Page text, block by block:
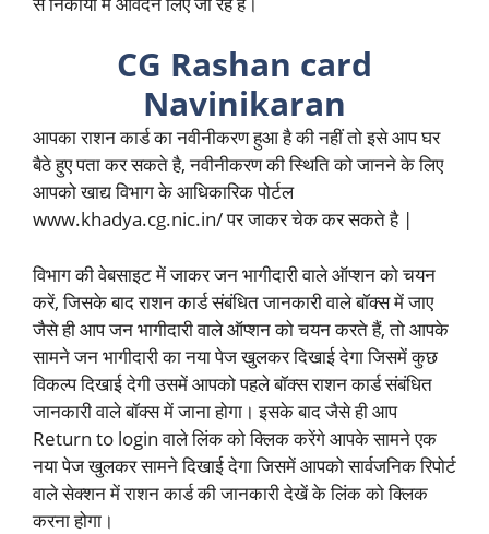
CG Rashan card
Navinikaran
आपका राशन कार्ड का नवीनीकरण हुआ है की नहीं तो इसे आप घर
बैठे हुए पता कर सकते है, नवीनीकरण की स्थिति को जानने के लिए
आपको खाद्य विभाग के आधिकारिक पोर्टल
www.khadya.cg.nic.in/ पर जाकर चेक कर सकते है |
विभाग की वेबसाइट में जाकर जन भागीदारी वाले ऑप्शन को चयन
करें, जिसके बाद राशन कार्ड संबंधित जानकारी वाले बॉक्स में जाए
जैसे ही आप जन भागीदारी वाले ऑप्शन को चयन करते हैं, तो आपके
सामने जन भागीदारी का नया पेज खुलकर दिखाई देगा जिसमें कुछ
विकल्प दिखाई देगी उसमें आपको पहले बॉक्स राशन कार्ड संबंधित
जानकारी वाले बॉक्स में जाना होगा। इसके बाद जैसे ही आप
Return to login वाले लिंक को क्लिक करेंगे आपके सामने एक
नया पेज खुलकर सामने दिखाई देगा जिसमें आपको सार्वजनिक रिपोर्ट
वाले सेक्शन में राशन कार्ड की जानकारी देखें के लिंक को क्लिक
करना होगा।